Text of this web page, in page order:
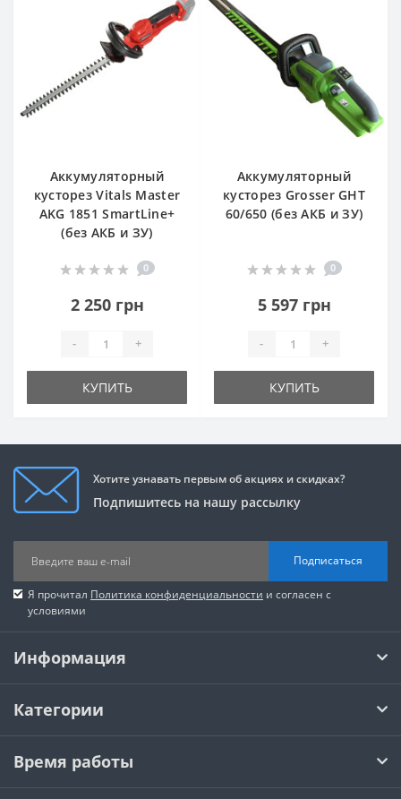
Аккумуляторный
кусторез Vitals Master
AKG 1851 SmartLine+
(без АКБ и ЗУ)
0
2 250 грн
- +
КУПИТЬ
Аккумуляторный
кусторез Grosser GHT
60/650 (без АКБ и ЗУ)
0
5 597 грн
- +
КУПИТЬ
Хотите узнавать первым об акциях и скидках?
Подпишитесь на нашу рассылку
Подписаться
Я прочитал Политика конфиденциальности и согласен с
условиями
Информация
Категории
Время работы